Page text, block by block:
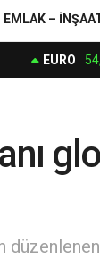
EMLAK –
EURO